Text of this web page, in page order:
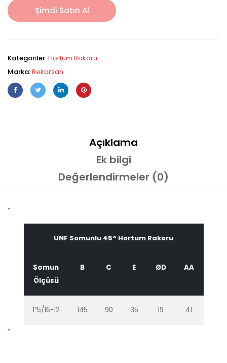
Şimdi Satın Al
Kategoriler:Hortum Rakoru
Marka:Rekorsan
Açıklama
Ek bilgi
Değerlendirmeler (0)
“
UNF Somunlu 45° Hortum Rakoru
Somun
Ölçüsü
B C E ØD AA
1″5/16-12 145 90 35 19 41
“